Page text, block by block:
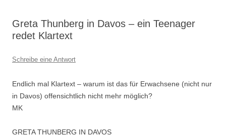
Greta Thunberg in Davos – ein Teenager
redet Klartext
Schreibe eine Antwort
Endlich mal Klartext – warum ist das für Erwachsene (nicht nur
in Davos) offensichtlich nicht mehr möglich?
MK
GRETA THUNBERG IN DAVOS